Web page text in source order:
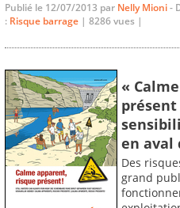
Publié le 12/07/2013 par Nelly Mioni-
: Risque barrage | 8286 vues |
«
présent
en aval
Des
grand